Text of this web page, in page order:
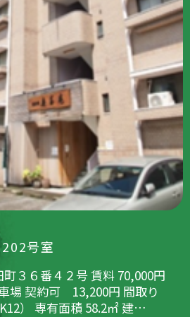
号室
３６番４２号 賃料 70,000円
場 契約可 13,200円 間取り
） 専有面積 58.2㎡ 建…